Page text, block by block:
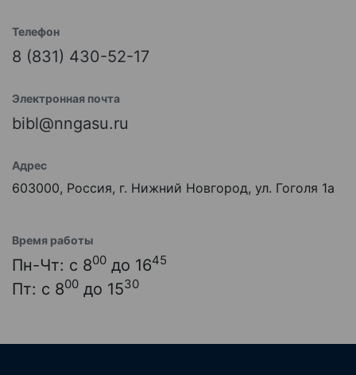
Телефон
8 (831) 430-52-17
Электронная почта
bibl@nngasu.ru
Адрес
603000, Россия, г. Нижний Новгород, ул. Гоголя 1а
Время работы
Пн-Чт: с 800 до 1645
Пт: с 800 до 1530